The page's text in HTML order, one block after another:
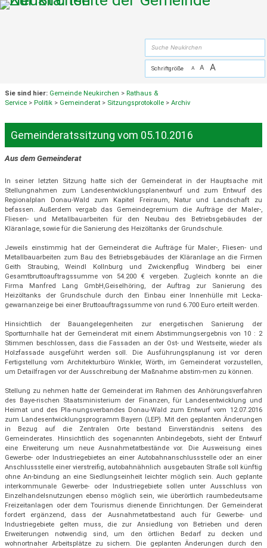
Zum Inhalt, zur Navigationoderzur Startseite springen.
Schriftgröße A A A
Sie sind hier: Gemeinde Neukirchen > Rathaus &
Service > Politik > Gemeinderat > Sitzungsprotokolle >Archiv
Gemeinderatssitzung vom 05.10.2016
Aus dem Gemeinderat
In seiner letzten Sitzung hatte sich der Gemeinderat in der Hauptsache mit
Stellungnahmen zum Landesentwicklungsplanentwurf und zum Entwurf des
Regionalplan Donau-Wald zum Kapitel Freiraum, Natur und Landschaft zu
befassen. Außerdem vergab das Gemeindegremium die Aufträge der Maler-,
Fliesen- und Metallbauarbeiten für den Neubau des Betriebsgebäudes der
Kläranlage, sowie für die Sanierung des Heizöltanks der Grundschule.
Jeweils einstimmig hat der Gemeinderat die Aufträge für Maler-, Fliesen- und
Metallbauarbeiten zum Bau des Betriebsgebäudes der Kläranlage an die Firmen
Geith Straubing, Weindl Kollnburg und Zwickenpflug Windberg bei einer
Gesamtbruttoauftragssumme von 54.200 € vergeben. Zugleich konnte an die
Firma Manfred Lang GmbH,Geiselhöring, der Auftrag zur Sanierung des
Heizöltanks der Grundschule durch den Einbau einer Innenhülle mit Lecka-
gewarnanzeige bei einer Bruttoauftragssumme von rund 6.700 Euro erteilt werden.
Hinsichtlich der Bauangelegenheiten zur energetischen Sanierung der
Sportturnhalle hat der Gemeinderat mit einem Abstimmungsergebnis von 10 : 2
Stimmen beschlossen, dass die Fassaden an der Ost- und Westseite, wieder als
Holzfassade ausgeführt werden soll. Die Ausführungsplanung ist vor deren
Fertigstellung vom Architekturbüro Winkler, Wörth, im Gemeinderat vorzustellen,
um Detailfragen vor der Ausschreibung der Maßnahme abstim-men zu können.
Stellung zu nehmen hatte der Gemeinderat im Rahmen des Anhörungsverfahren
des Baye-rischen Staatsministerium der Finanzen, für Landesentwicklung und
Heimat und des Pla-nungsverbandes Donau-Wald zum Entwurf vom 12.07.2016
zum Landesentwicklungsprogramm Bayern (LEP). Mit den geplanten Änderungen
in Bezug auf die Zentralen Orte bestand Einverständnis seitens des
Gemeinderates. Hinsichtlich des sogenannten Anbindegebots, sieht der Entwurf
eine Erweiterung um neue Ausnahmetatbestände vor. Die Ausweisung eines
Gewerbe- oder Industriegebietes an einer Autobahnanschlussstelle oder an einer
Anschlussstelle einer vierstreifig, autobahnähnlich ausgebauten Straße soll künftig
ohne An-bindung an eine Siedlungseinheit leichter möglich sein. Auch geplante
interkommunale Gewerbe- oder Industriegebiete sollen unter Ausschluss von
Einzelhandelsnutzungen ebenso möglich sein, wie überörtlich raumbedeutsame
Freizeitanlagen oder dem Tourismus dienende Einrichtungen. Der Gemeinderat
fordert ergänzend, dass der Ausnahmetatbestand auch für Gewerbe- und
Industriegebiete gelten muss, die zur Ansiedlung von Betrieben und deren
Erweiterungen notwendig sind, um den örtlichen Bedarf zu decken und
wohnortnaher Arbeitsplätze zu sichern. Die geplanten Änderungen durch den